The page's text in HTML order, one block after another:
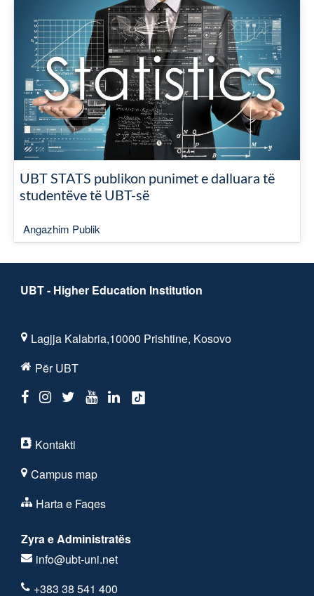
UBT STATS publikon punimet e dalluara të
studentëve të UBT-së
Angazhim Publik
UBT - Higher Education Institution
Lagjja Kalabria,10000 Prishtine, Kosovo
Për UBT
Kontakti
Campus map
Harta e Faqes
Zyra e Administratës
info@ubt-uni.net
+383 38 541 400